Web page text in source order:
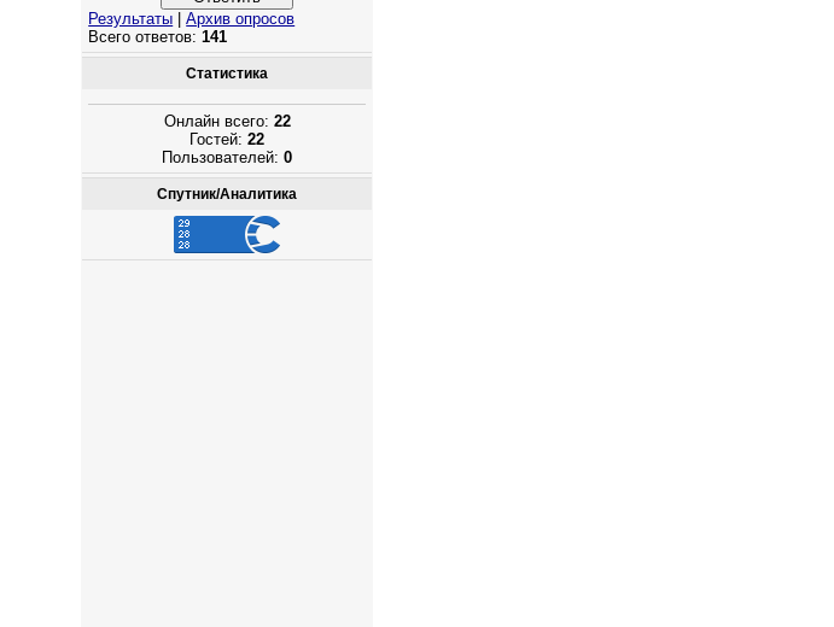
Результаты |Архив опросов
Всего ответов:141
Статистика
Онлайн всего: 22
Гостей:22
Пользователей:0
Спутник/Аналитика